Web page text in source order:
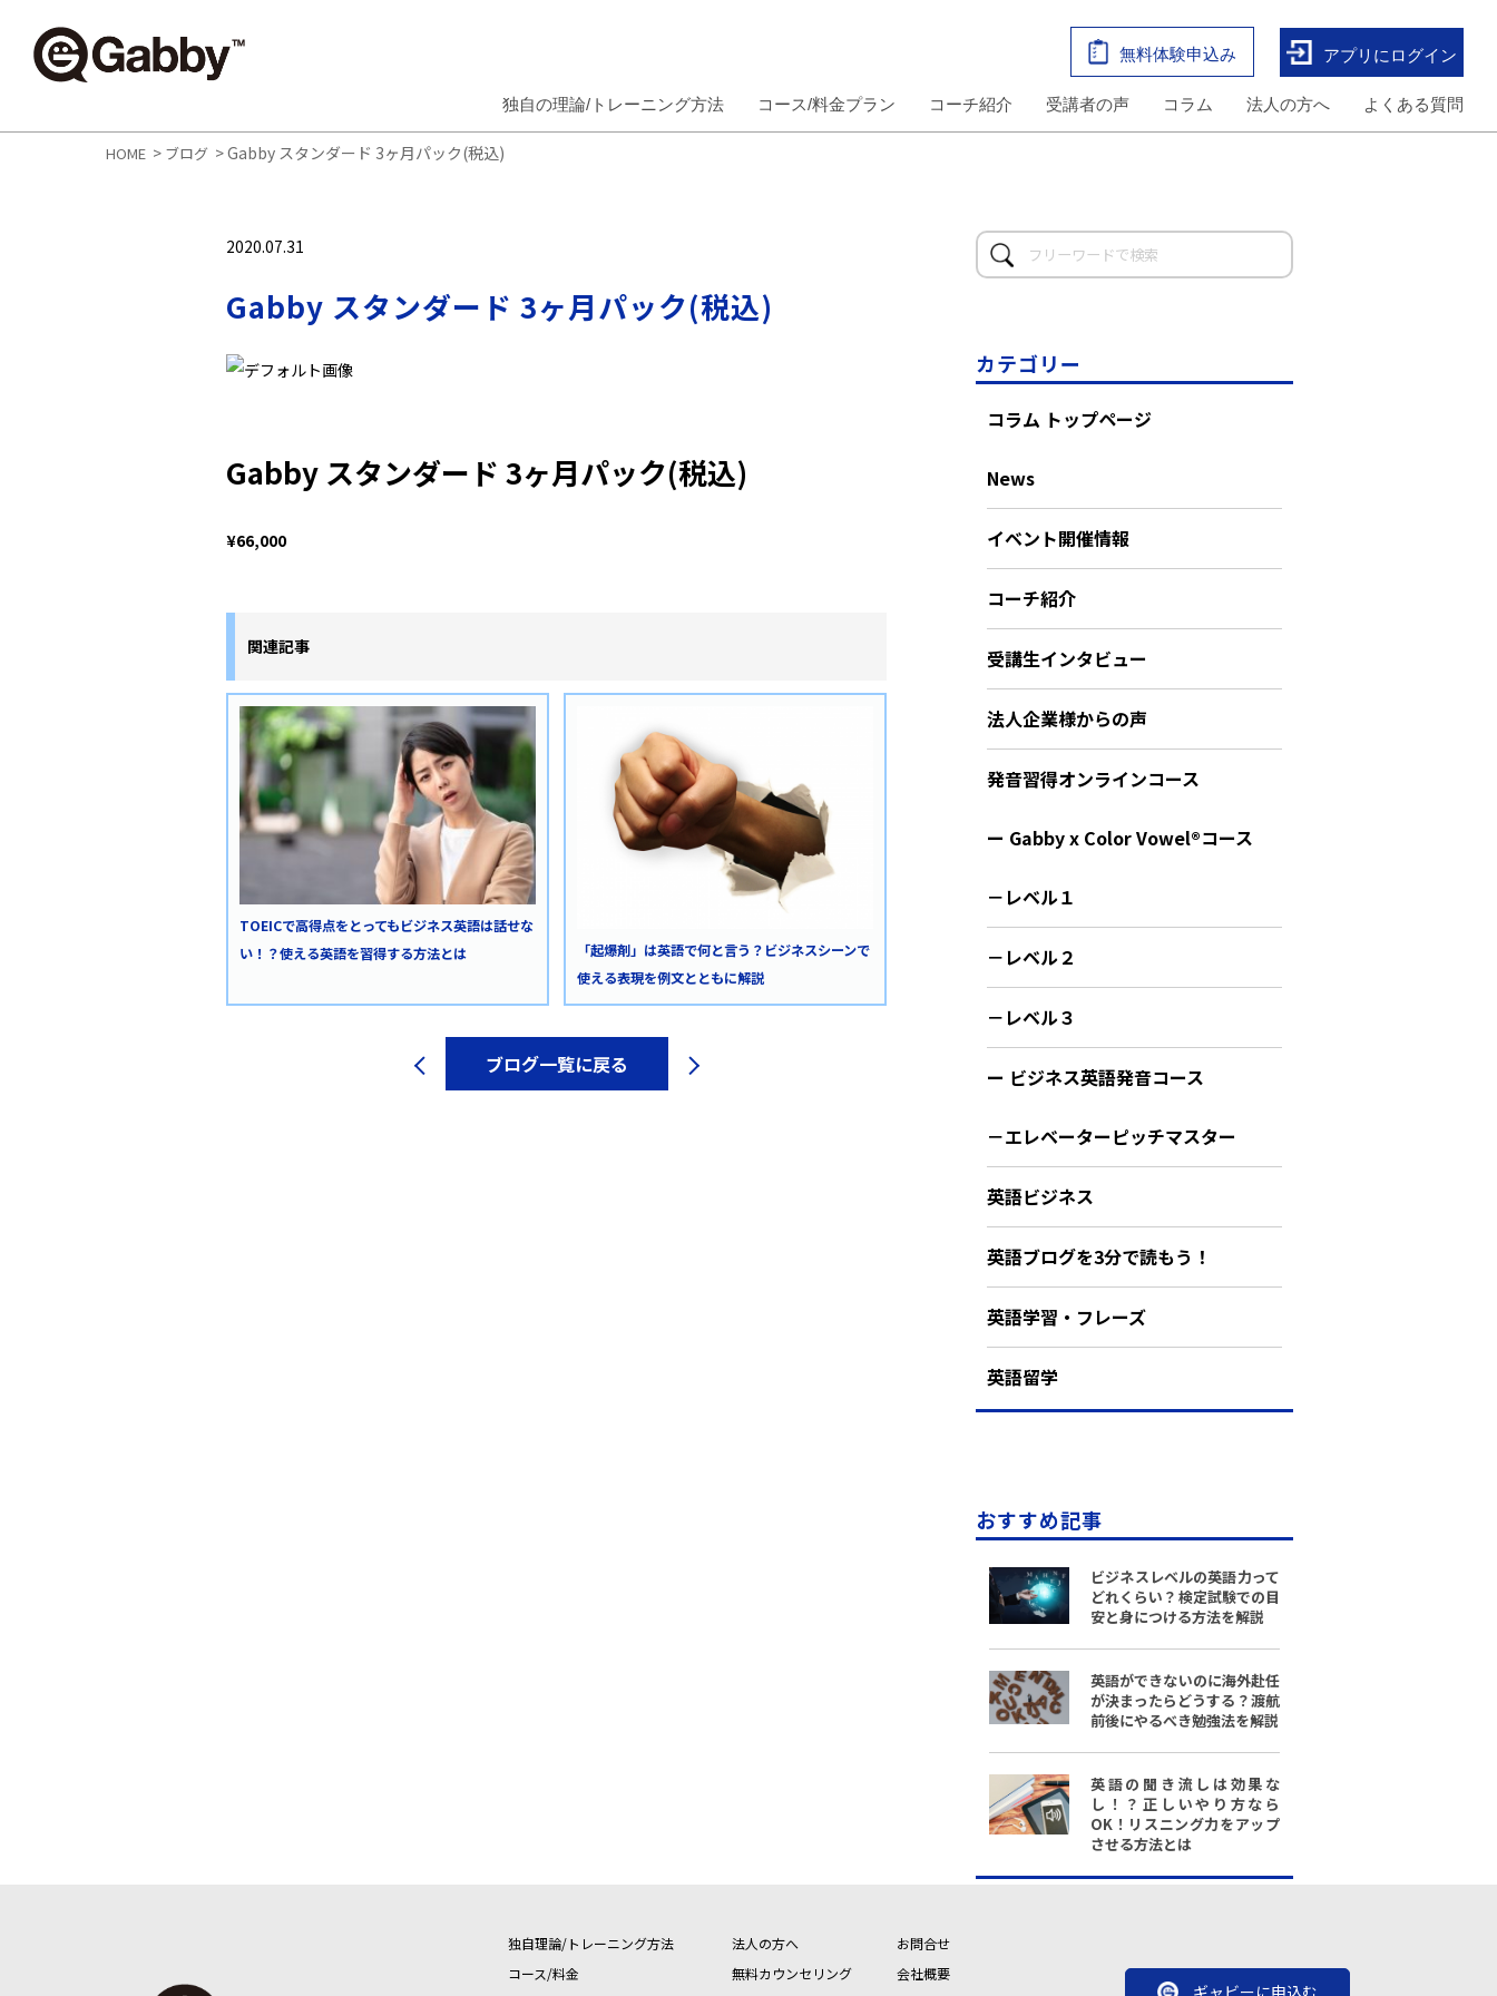
無料体験申込み アプリにログイン
独自の理論/トレーニング方法 コース/料金プラン コーチ紹介 受講者の声 コラム 法人の方へ よくある質問
HOME > ブログ >Gabby スタンダード 3ヶ月パック(税込)
2020.07.31
Gabby スタンダード 3ヶ月パック(税込)
Gabby スタンダード 3ヶ月パック(税込)
¥66,000
関連記事
TOEICで高得点をとってもビジネス英語は話せな
い！？使える英語を習得する方法とは
「起爆剤」は英語で何と言う？ビジネスシーンで
使える表現を例文とともに解説
ブログ一覧に戻る
カテゴリー
コラム トップページ
News
イベント開催情報
コーチ紹介
受講生インタビュー
法人企業様からの声
発音習得オンラインコース
ー Gabby x Color Vowel®︎コース
－レベル１
－レベル２
－レベル３
ー ビジネス英語発音コース
－エレベーターピッチマスター
英語ビジネス
英語ブログを3分で読もう！
英語学習・フレーズ
英語留学
おすすめ記事
ビジネスレベルの英語力って
どれくらい？検定試験での目
安と身につける方法を解説
英語ができないのに海外赴任
が決まったらどうする？渡航
前後にやるべき勉強法を解説
英語の聞き流しは効果な
し！？正しいやり方なら
OK！リスニング力をアップ
させる方法とは
独自理論/トレーニング方法
コース/料金
法人の方へ
無料カウンセリング
お問合せ
会社概要